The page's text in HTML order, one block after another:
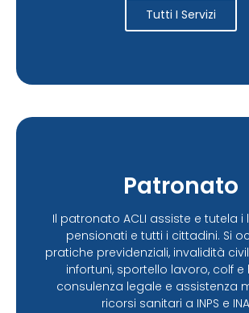
Tutti I Servizi
Patronato
Il patronato ACLI assiste e tutela i
pensionati e tutti i cittadini. Si
pratiche previdenziali, invalidità
infortuni, sportello lavoro, colf
consulenza legale e assistenza
ricorsi sanitari a INPS e